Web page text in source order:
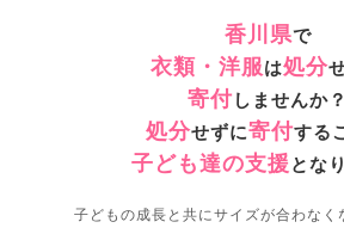
香川県で
衣類・洋服は処分
寄付しませんか？
処分せずに寄付する
子ども達の支援 とな
子どもの成長と共にサイズが合わなく